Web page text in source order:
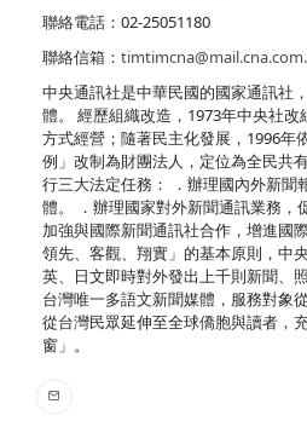
聯絡電話：02-25051180
聯絡信箱：
中央通訊社是中華民國的國家通訊社
體。 經歷組織改造，1973年中央社
方式經營；隨著民主化發展，1996年
例」改制為財團法人，定位為全民共
行三大法定任務： ．辦理國內外新聞
體。 ．辦理國家對外新聞通訊業務，
加強與國際新聞通訊社合作，增進國
領先、客觀、翔實」的基本原則，中
英、日文即時對外發出上千則新聞、
台灣唯一多語文新聞媒體，服務對象
從台灣民眾延伸至全球僑胞與讀者，
窗」。